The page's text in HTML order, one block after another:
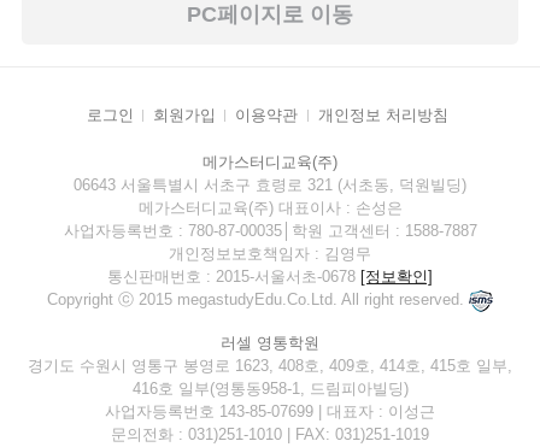
PC페이지로 이동
로그인 회원가입 이용약관 개인정보 처리방침
메가스터디교육(주)
06643 서울특별시 서초구 효령로 321 (서초동, 덕원빌딩)
메가스터디교육(주) 대표이사 : 손성은
사업자등록번호 : 780-87-00035│학원 고객센터 : 1588-7887
개인정보보호책임자 : 김영무
통신판매번호 : 2015-서울서초-0678 [정보확인]
Copyright ⓒ 2015 megastudyEdu.Co.Ltd. All right reserved.
러셀 영통학원
경기도 수원시 영통구 봉영로 1623, 408호, 409호, 414호, 415호 일부,
416호 일부(영통동958-1, 드림피아빌딩)
사업자등록번호 143-85-07699 | 대표자 : 이성근
문의전화 : 031)251-1010 | FAX: 031)251-1019